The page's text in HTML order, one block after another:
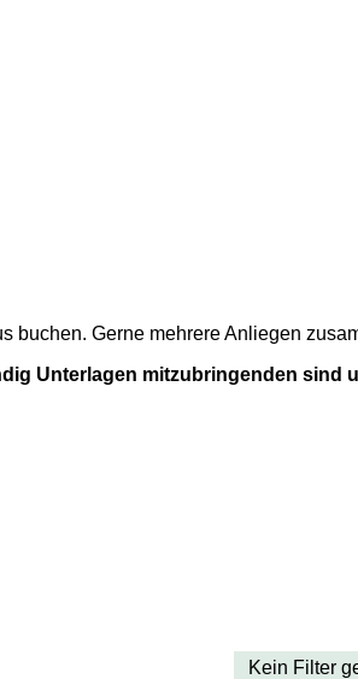
buchen. Gerne mehrere Anliegen
Unterlagen mitzubringenden